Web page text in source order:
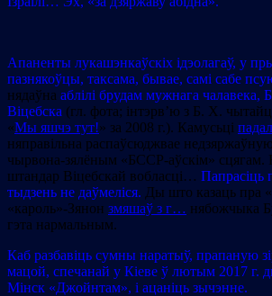
Апаненты лукашэнкаўскіх ідэолагаў, у
пазнякоўцы, таксама, бывае, самі сабе
нядаўна аблілі брудам мужнага чалавека,
Віцебска (гл. фота; інтэрв’ю з Б. Х.
«Мы яшчэ тут!» за 2008 г.). Камусьці
няправільна распаўсюджвае
чырвона-зялёным «БССР-аўскім» сцягам.
штандар Віцебскай вобласці… Папрасіць
тыдзень не даўмеліся. Ды што казаць пра
«кароль»-Зянон змяшаў з г… нябожчыка
гэта нармальным.
Каб разбавіць сумны наратыў, прапаную
мацой, спечанай у Кіеве ў лютым 2017 г.
Мінск «Джойнтам», і ацаніць зычэнне.